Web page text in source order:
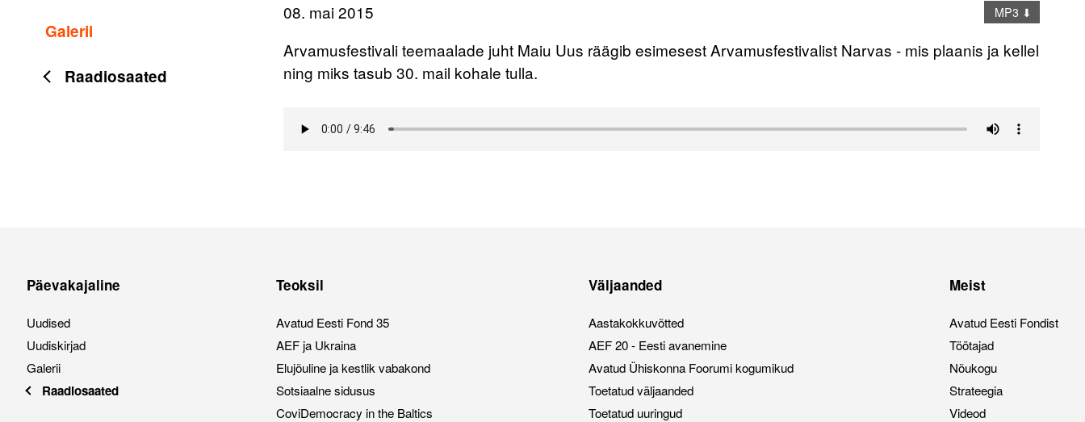
Galerii
Raadiosaated
08. mai 2015 MP3 ⬇
Arvamusfestivali teemaalade juht Maiu Uus räägib esimesest Arvamusfestivalist Narvas - mis plaanis ja kellel
ning miks tasub 30. mail kohale tulla.
Päevakajaline
Uudised
Uudiskirjad
Galerii
Raadiosaated
Teoksil
Avatud Eesti Fond 35
AEF ja Ukraina
Elujõuline ja kestlik vabakond
Sotsiaalne sidusus
CoviDemocracy in the Baltics
Väljaanded
Aastakokkuvõtted
AEF 20 - Eesti avanemine
Avatud Ühiskonna Foorumi kogumikud
Toetatud väljaanded
Toetatud uuringud
Meist
Avatud Eesti Fondist
Töötajad
Nõukogu
Strateegia
Videod